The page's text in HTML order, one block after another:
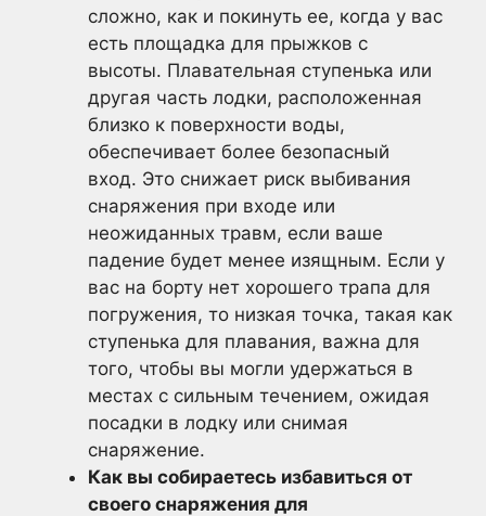
сложно, как и покинуть ее, когда у вас
есть площадка для прыжков с
высоты. Плавательная ступенька или
другая часть лодки, расположенная
близко к поверхности воды,
обеспечивает более безопасный
вход. Это снижает риск выбивания
снаряжения при входе или
неожиданных травм, если ваше
падение будет менее изящным. Если у
вас на борту нет хорошего трапа для
погружения, то низкая точка, такая как
ступенька для плавания, важна для
того, чтобы вы могли удержаться в
местах с сильным течением, ожидая
посадки в лодку или снимая
снаряжение.
Как вы собираетесь избавиться от
своего снаряжения для